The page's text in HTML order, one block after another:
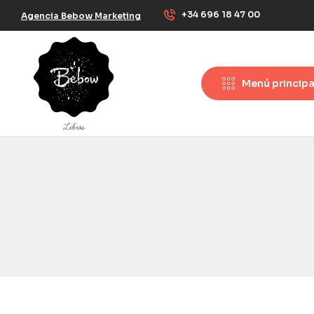
Agencia Bebow Marketing +34 696 18 47 00
Menú